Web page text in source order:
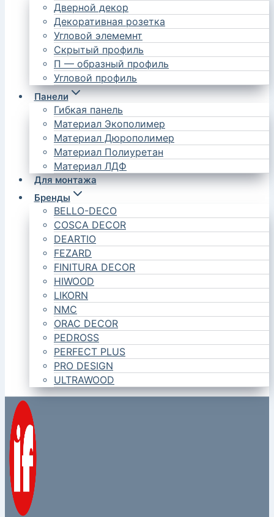
Дверной декор
Декоративная розетка
Угловой элемемнт
Скрытый профиль
П — образный профиль
Угловой профиль
Панели
Гибкая панель
Материал Экополимер
Материал Дюрополимер
Материал Полиуретан
Материал ЛДФ
Для монтажа
Бренды
BELLO-DECO
COSCA DECOR
DEARTIO
FEZARD
FINITURA DECOR
HIWOOD
LIKORN
NMC
ORAC DECOR
PEDROSS
PERFECT PLUS
PRO DESIGN
ULTRAWOOD